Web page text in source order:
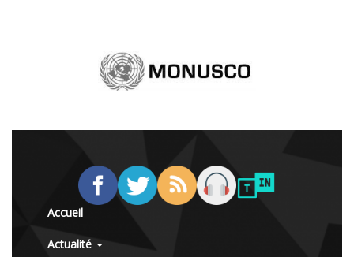
Accueil
Actualité